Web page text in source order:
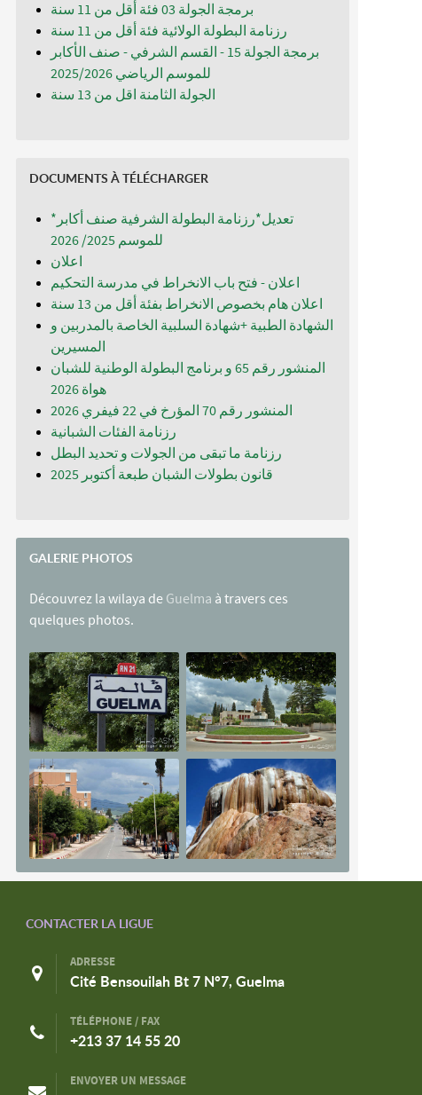
برمجة الجولة 03 فئة أقل من 11 سنة
رزنامة البطولة الولائية فئة أقل من 11 سنة
برمجة الجولة 15 - القسم الشرفي - صنف الأكابر
للموسم الرياضي 2025/2026
الجولة الثامنة اقل من 13 سنة
DOCUMENTS À TÉLÉCHARGER
*تعديل*رزنامة البطولة الشرفية صنف أكابر
للموسم 2025/ 2026
اعلان
اعلان - فتح باب الانخراط في مدرسة التحكيم
اعلان هام بخصوص الانخراط بفئة أقل من 13 سنة
الشهادة الطبية +شهادة السلبية الخاصة بالمدربين و
المسيرين
المنشور رقم 65 و برنامج البطولة الوطنية للشبان
المنشور رقم 70 المؤرخ في 22 فيفري 2026
رزنامة الفئات الشبانية
رزنامة ما تبقى من الجولات و تحديد البطل
قانون بطولات الشبان طبعة أكتوبر 2025
GALERIE PHOTOS
Découvrez la wilaya de Guelma à travers ces
quelques photos.
CONTACTER LA LIGUE
ADRESSE
Cité Bensouilah Bt 7 N°7, Guelma
TÉLÉPHONE / FAX
+213 37 14 55 20
ENVOYER UN MESSAGE